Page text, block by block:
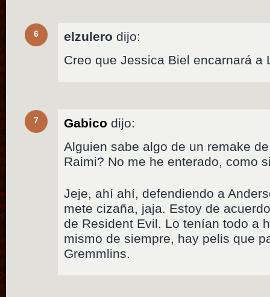
6 elzulero dijo:
Creo que Jessica Biel encarnará a
7 Gabico dijo:
Alguien sabe algo de un remake
Raimi? No me he enterado, como
Jeje, ahí ahí, defendiendo a
mete cizaña, jaja. Estoy de
de Resident Evil. Lo tenían todo a
mismo de siempre, hay pelis que
Gremmlins.